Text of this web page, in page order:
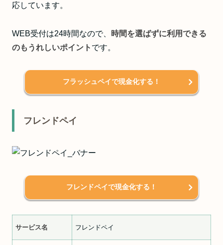
応しています。
WEB受付は24時間なので、
時間を選ばずに利用できる
のもうれしいポイント です。
フラッシュペイで現金化する！
フレンドペイ
フレンドペイで現金化する！
サービス名 フレンドペイ